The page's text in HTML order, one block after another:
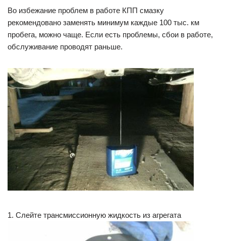
Во избежание проблем в работе КПП смазку
рекомендовано заменять минимум каждые 100 тыс. км
пробега, можно чаще. Если есть проблемы, сбои в работе,
обслуживание проводят раньше.
1. Слейте трансмиссионную жидкость из агрегата